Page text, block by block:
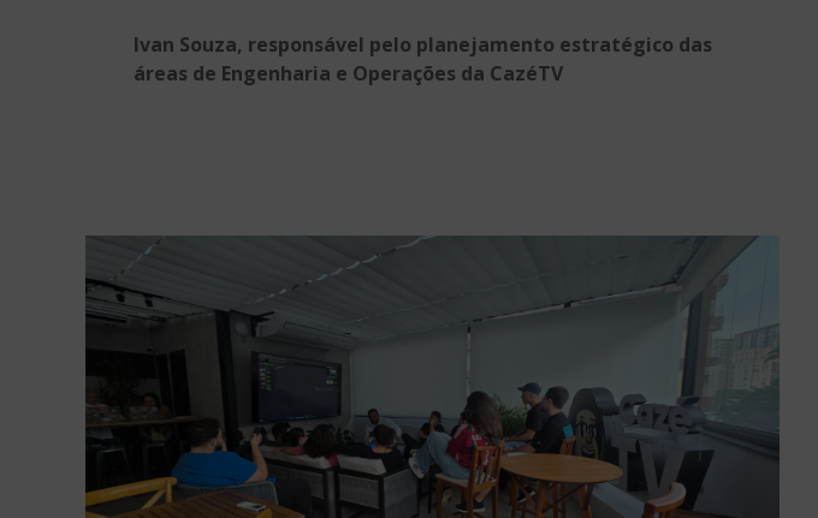
Ivan Souza, responsável pelo planejamento estratégico das
áreas de Engenharia e Operações da CazéTV